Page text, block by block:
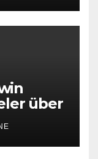
über